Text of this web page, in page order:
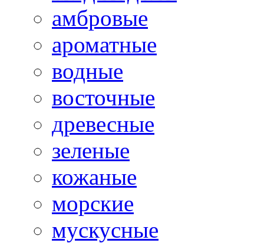
амбровые
ароматные
водные
восточные
древесные
зеленые
кожаные
морские
мускусные